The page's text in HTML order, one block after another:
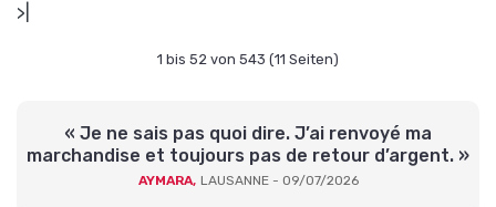
>|
1 bis 52 von 543 (11 Seiten)
« Je ne sais pas quoi dire. J’ai renvoyé ma
marchandise et toujours pas de retour d’argent. »
AYMARA, LAUSANNE - 09/07/2026